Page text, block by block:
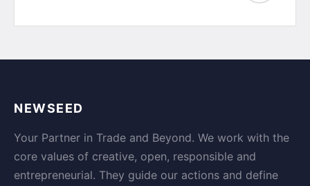
NEWSEED
Your Partner in Trade and Beyond. We work with the
core values of creative, open, responsible and
entrepreneurial. They guide our actions and define